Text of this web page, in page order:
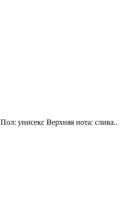
унисекс Верхняя нота: слива..